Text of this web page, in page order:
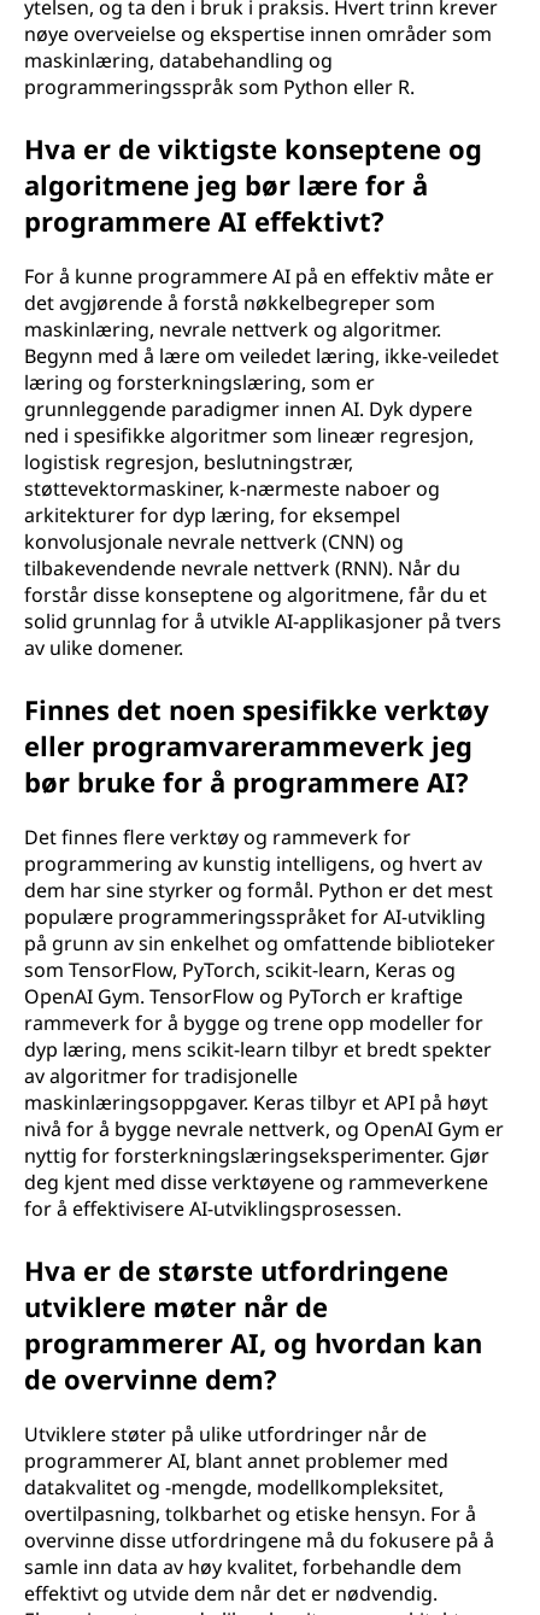
ytelsen, og ta den i bruk i praksis. Hvert trinn krever
nøye overveielse og ekspertise innen områder som
maskinlæring, databehandling og
programmeringsspråk som Python eller R.
Hva er de viktigste konseptene og
algoritmene jeg bør lære for å
programmere AI effektivt?
For å kunne programmere AI på en effektiv måte er
det avgjørende å forstå nøkkelbegreper som
maskinlæring, nevrale nettverk og algoritmer.
Begynn med å lære om veiledet læring, ikke-veiledet
læring og forsterkningslæring, som er
grunnleggende paradigmer innen AI. Dyk dypere
ned i spesifikke algoritmer som lineær regresjon,
logistisk regresjon, beslutningstrær,
støttevektormaskiner, k-nærmeste naboer og
arkitekturer for dyp læring, for eksempel
konvolusjonale nevrale nettverk (CNN) og
tilbakevendende nevrale nettverk (RNN). Når du
forstår disse konseptene og algoritmene, får du et
solid grunnlag for å utvikle AI-applikasjoner på tvers
av ulike domener.
Finnes det noen spesifikke verktøy
eller programvarerammeverk jeg
bør bruke for å programmere AI?
Det finnes flere verktøy og rammeverk for
programmering av kunstig intelligens, og hvert av
dem har sine styrker og formål. Python er det mest
populære programmeringsspråket for AI-utvikling
på grunn av sin enkelhet og omfattende biblioteker
som TensorFlow, PyTorch, scikit-learn, Keras og
OpenAI Gym. TensorFlow og PyTorch er kraftige
rammeverk for å bygge og trene opp modeller for
dyp læring, mens scikit-learn tilbyr et bredt spekter
av algoritmer for tradisjonelle
maskinlæringsoppgaver. Keras tilbyr et API på høyt
nivå for å bygge nevrale nettverk, og OpenAI Gym er
nyttig for forsterkningslæringseksperimenter. Gjør
deg kjent med disse verktøyene og rammeverkene
for å effektivisere AI-utviklingsprosessen.
Hva er de største utfordringene
utviklere møter når de
programmerer AI, og hvordan kan
de overvinne dem?
Utviklere støter på ulike utfordringer når de
programmerer AI, blant annet problemer med
datakvalitet og -mengde, modellkompleksitet,
overtilpasning, tolkbarhet og etiske hensyn. For å
overvinne disse utfordringene må du fokusere på å
samle inn data av høy kvalitet, forbehandle dem
effektivt og utvide dem når det er nødvendig.